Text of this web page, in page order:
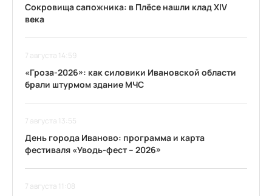
Сокровища сапожника: в Плёсе нашли клад XIV
века
7 августа 14:59
«Гроза-2026»: как силовики Ивановской области
брали штурмом здание МЧС
7 августа 13:55
День города Иваново: программа и карта
фестиваля «Уводь-фест – 2026»
7 августа 11:08